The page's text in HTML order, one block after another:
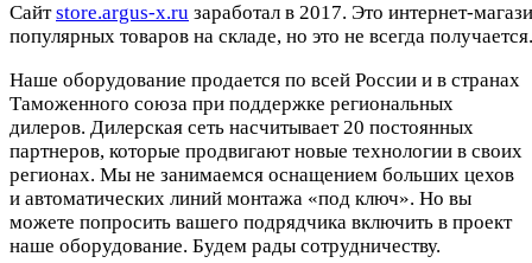
Cайтstore.argus-x.ru заработал в 2017. Это интернет-
популярных товаров на складе, но это не всегда
Наше оборудование продается по всей России и в странах
Таможенного союза при поддержке региональных
дилеров. Дилерская сеть насчитывает 20 постоянных
партнеров, которые продвигают новые технологии в своих
регионах. Мы не занимаемся оснащением больших цехов
и автоматических линий монтажа «под ключ». Но вы
можете попросить вашего подрядчика включить в проект
наше оборудование. Будем рады сотрудничеству.